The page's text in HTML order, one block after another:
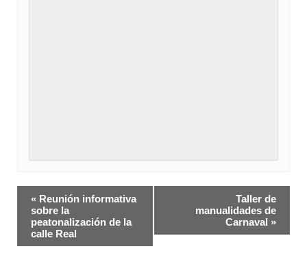
Navegación
del
Evento
« Reunión informativa
sobre la
peatonalización de la
calle Real
Taller de
manualidades de
Carnaval »